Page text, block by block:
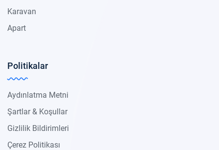
Karavan
Apart
Politikalar
Aydınlatma Metni
Şartlar & Koşullar
Gizlilik Bildirimleri
Çerez Politikası